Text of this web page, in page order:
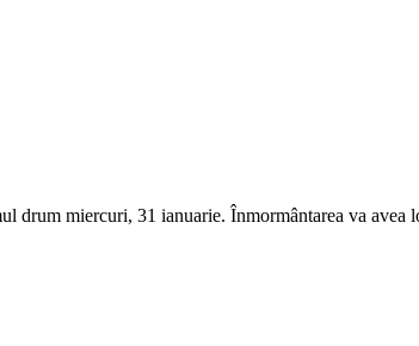
miercuri, 31 ianuarie. Înmormântarea va avea